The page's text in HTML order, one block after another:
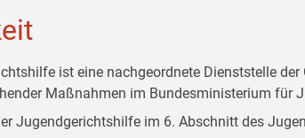
ist eine nachgeordnete Dienststelle
Maßnahmen im Bundesministerium für
Jugendgerichtshilfe im 6. Abschnitt des